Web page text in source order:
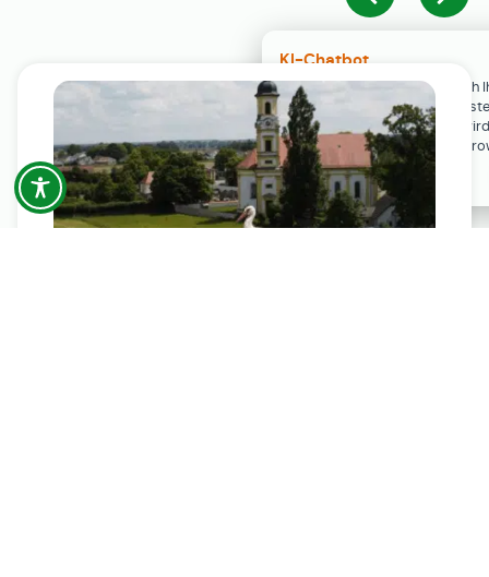
KI-Chatbot
Der KI-Chatbot steht erst nach
Einwilligung in den Cookie-
Verfügung. Der Chat-Verlauf
ausschließlich lokal in Ihrem
gespeichert.